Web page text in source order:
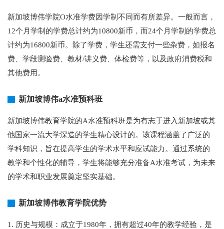
新加坡博伟学院O水准学费因学制不同而有所差异。一般而言，
12个月学制的学费总计约为10800新币，而24个月学制的学费总
计约为16800新币。除了学费，学生还需支付一些杂费，如报名
费、学段测验费、教材/讲义费、体检费等，以及政府消费税和
其他费用。
新加坡博伟a水准预科班
新加坡博伟教育学院的A水准预科班是为有志于进入新加坡或其
他国家一流大学深造的学生精心设计的。该课程涵盖了广泛的
学科知识，旨在提高学生的学术水平和应试能力。通过系统的
教学和个性化的辅导，学生将能够充分准备A水准考试，为未来
的学术和职业发展奠定坚实基础。
新加坡博伟教育学院优势
1. 历史与规模：成立于1980年，拥有超过40年的教学经验，是